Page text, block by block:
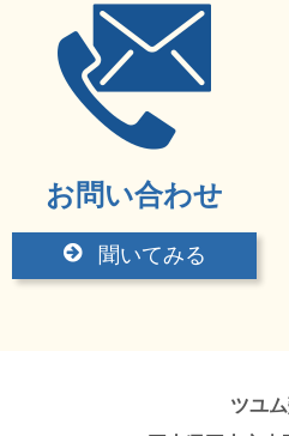
お問い合わせ
聞いてみる
ツユ